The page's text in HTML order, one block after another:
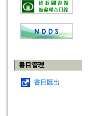
書目管理
書目匯出